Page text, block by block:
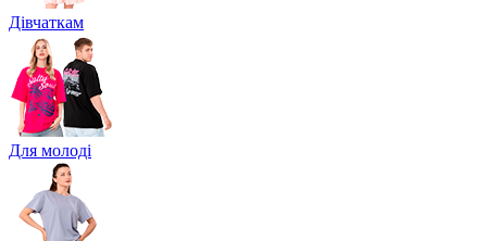
Дівчаткам
Для молоді